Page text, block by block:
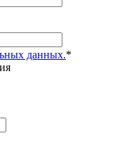
данных.*